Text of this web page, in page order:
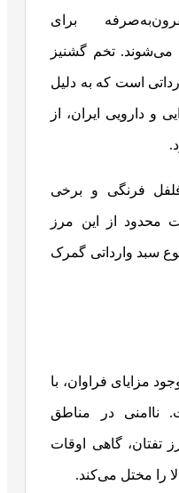
برای
می‌شوند. تخم گشنیز
است که به دلیل
و دارویی ایران، از
فلفل فرنگی و برخی
محدود از این مرز
سبد وارداتی گمرک
مزایای فراوان، با
ناامنی در مناطق
تفتان، گاهی اوقات
را مختل می‌کند.